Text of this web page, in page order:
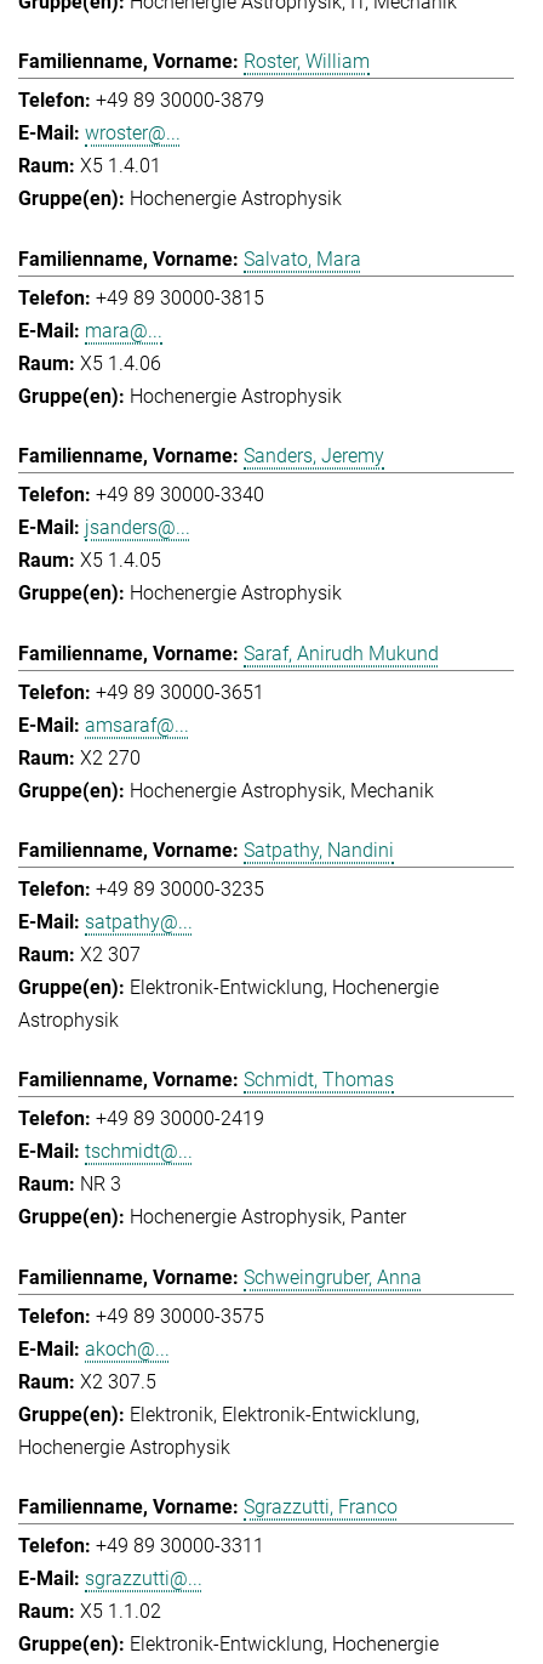
Roster, William
+49 89 30000-3879
wroster@...
X5 1.4.01
Hochenergie Astrophysik
Salvato, Mara
+49 89 30000-3815
mara@...
X5 1.4.06
Hochenergie Astrophysik
Sanders, Jeremy
+49 89 30000-3340
jsanders@...
X5 1.4.05
Hochenergie Astrophysik
Saraf, Anirudh Mukund
+49 89 30000-3651
amsaraf@...
X2 270
Hochenergie Astrophysik Mechanik
Satpathy, Nandini
+49 89 30000-3235
satpathy@...
X2 307
Elektronik-Entwicklung Hochenergie
Astrophysik
Schmidt, Thomas
+49 89 30000-2419
tschmidt@...
NR 3
Hochenergie Astrophysik Panter
Schweingruber, Anna
+49 89 30000-3575
akoch@...
X2 307.5
Elektronik Elektronik-Entwicklung
Hochenergie Astrophysik
Sgrazzutti, Franco
+49 89 30000-3311
sgrazzutti@...
X5 1.1.02
Elektronik-Entwicklung Hochenergie